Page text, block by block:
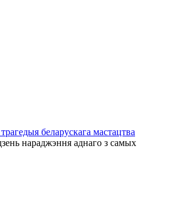
беларускага мастацтва
нараджэння аднаго з самых